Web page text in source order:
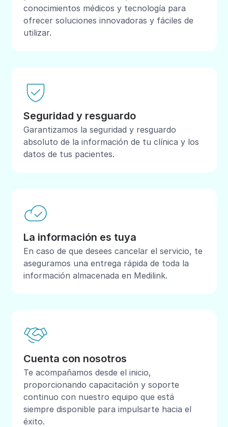
conocimientos médicos y tecnología para
ofrecer soluciones innovadoras y fáciles de
utilizar.
Seguridad y resguardo
Garantizamos la seguridad y resguardo
absoluto de la información de tu clínica y los
datos de tus pacientes.
La información es tuya
En caso de que desees cancelar el servicio, te
aseguramos una entrega rápida de toda la
información almacenada en Medilink.
Cuenta con nosotros
Te acompañamos desde el inicio,
proporcionando capacitación y soporte
continuo con nuestro equipo que está
siempre disponible para impulsarte hacia el
éxito.